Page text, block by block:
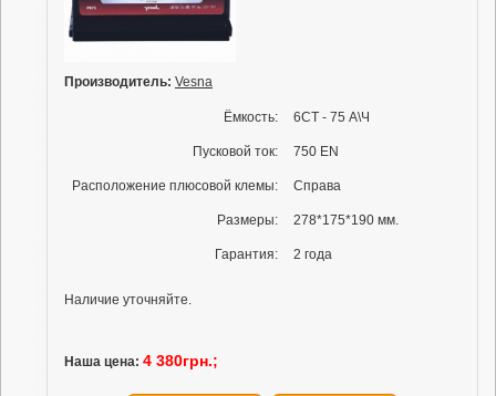
Производитель: Vesna
Ёмкость: 6СТ - 75 А\Ч
Пусковой ток: 750 EN
Расположение плюсовой клемы: Справа
Размеры: 278*175*190 мм.
Гарантия: 2 года
Наличие уточняйте.
Наша цена: 4 380грн.;